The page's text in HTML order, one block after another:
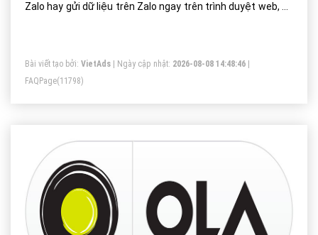
Zalo hay gửi dữ liệu trên Zalo ngay trên trình duyệt web, hỗ
Zalo nền web.Xem nhanh 2 cách đăng nhập Zalo Cách 1.
Đăng nhập Zalo Web bằng mã QRCách 2: Đăng nhập Zalo
bằng số điện thoạiCách vào Zalo web trên điện
điện thoại
Bài viết tạo bởi: VietAds | Ngày cập nhật: 2026-08-08 14:48:46
FAQPage(11798)